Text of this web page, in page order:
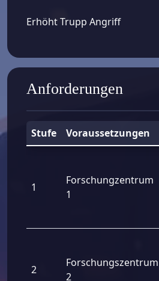
Erhöht Trupp Angriff
Anforderungen
Stufe Voraussetzungen
1
Forschungzentrum
1
2
Forschungszentrum
2